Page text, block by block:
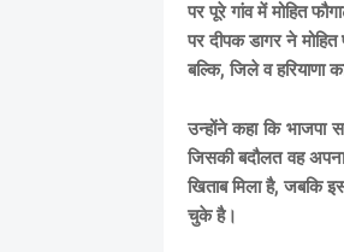
पर पूरे गांव में मोहित
पर दीपक डागर ने
बल्कि, जिले व हरियाणा
उन्होंने कहा कि भाजपा
जिसकी बदौलत वह
खिताब मिला है, जबकि
चुके है।